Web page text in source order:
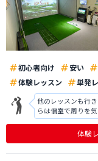
初心者向け
安い
体験レッスン
単発
他のレッスンも行
らは個室で周りを
いうよりかは個人
スンが多く入れら
なったら練習場所
体験